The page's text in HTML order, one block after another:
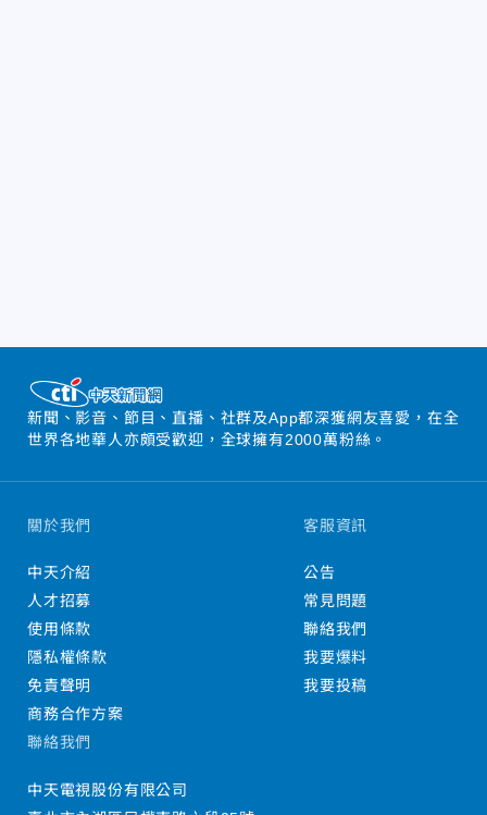
新聞、影音、節目、直播、社群及App都深獲網友喜愛，在全
世界各地華人亦頗受歡迎，全球擁有2000萬粉絲。
關於我們
中天介紹
人才招募
使用條款
隱私權條款
免責聲明
商務合作方案
客服資訊
公告
常見問題
聯絡我們
我要爆料
我要投稿
聯絡我們
中天電視股份有限公司